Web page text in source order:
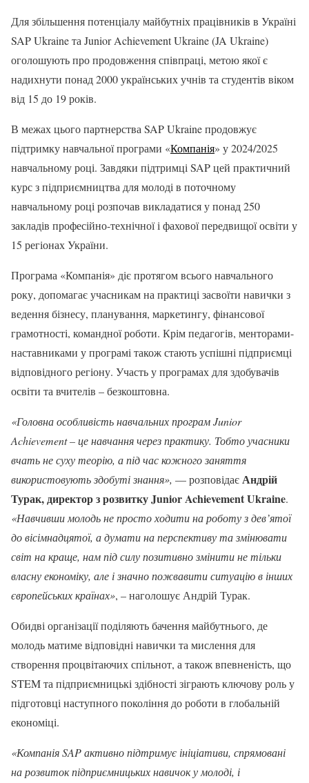
Для збільшення потенціалу майбутніх працівників в Україні
SAP Ukraine та Junior Achievement Ukraine (JA Ukraine)
оголошують про продовження співпраці, метою якої є
надихнути понад 2000 українських учнів та студентів віком
від 15 до 19 років.
В межах цього партнерства SAP Ukraine продовжує
підтримку навчальної програми «Компанія» у 2024/2025
навчальному році. Завдяки підтримці SAP цей практичний
курс з підприємництва для молоді в поточному
навчальному році розпочав викладатися у понад 250
закладів професійно-технічної і фахової передвищої освіти у
15 регіонах України.
Програма «Компанія» діє протягом всього навчального
року, допомагає учасникам на практиці засвоїти навички з
ведення бізнесу, планування, маркетингу, фінансової
грамотності, командної роботи. Крім педагогів, менторами-
наставниками у програмі також стають успішні підприємці
відповідного регіону. Участь у програмах для здобувачів
освіти та вчителів – безкоштовна.
«Головна особливість навчальних програмJunior
Achievement– це навчання через практику. Тобто учасники
вчать не суху теорію, а під час кожного заняття
використовують здобуті знання», — розповідаєАндрій
Турак, директор з розвитку Junior Achievement Ukraine.
«Навчивши молодь не просто ходити на роботу з дев’ятої
до вісімнадцятої, а думати на перспективу та змінювати
світ на краще, нам під силу позитивно змінити не тільки
власну економіку, але і значно пожвавити ситуацію в інших
європейських країнах», – наголошує Андрій Турак.
Обидві організації поділяють бачення майбутнього, де
молодь матиме відповідні навички та мислення для
створення процвітаючих спільнот, а також впевненість, що
STEM та підприємницькі здібності зіграють ключову роль у
підготовці наступного покоління до роботи в глобальній
економіці.
«Компанія SAP активно підтримує ініціативи, спрямовані
на розвиток підприємницьких навичок у молоді, і